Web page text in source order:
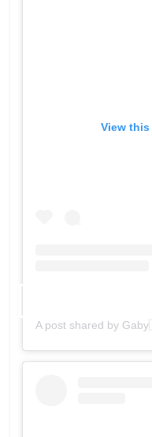
View
A post shared by Gaby🇦🇷 &